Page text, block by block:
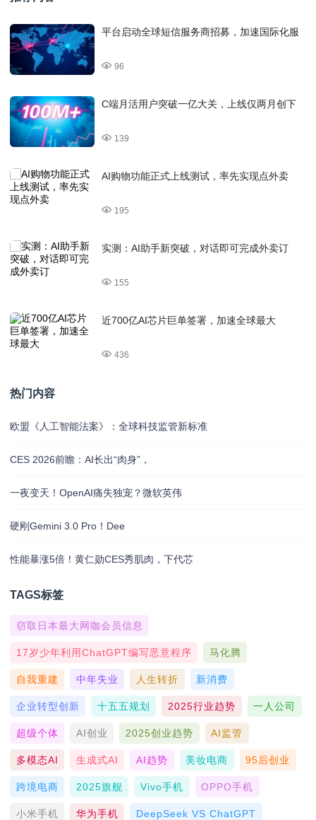
平台启动全球短信服务商招募，加速国际化服
96
C端月活用户突破一亿大关，上线仅两月创下
139
AI购物功能正式上线测试，率先实现点外卖
195
实测：AI助手新突破，对话即可完成外卖订
155
近700亿AI芯片巨单签署，加速全球最大
436
热门内容
欧盟《人工智能法案》：全球科技监管新标准
CES 2026前瞻：AI长出“肉身”，
一夜变天！OpenAI痛失独宠？微软英伟
硬刚Gemini 3.0 Pro！Dee
性能暴涨5倍！黄仁勋CES秀肌肉，下代芯
TAGS标签
窃取日本最大网咖会员信息
17岁少年利用ChatGPT编写恶意程序 马化腾
自我重建 中年失业 人生转折 新消费
企业转型创新 十五五规划 2025行业趋势 一人公司
超级个体 AI创业 2025创业趋势 AI监管
多模态AI 生成式AI AI趋势 美妆电商 95后创业
跨境电商 2025旗舰 Vivo手机 OPPO手机
小米手机 华为手机 DeepSeek VS ChatGPT